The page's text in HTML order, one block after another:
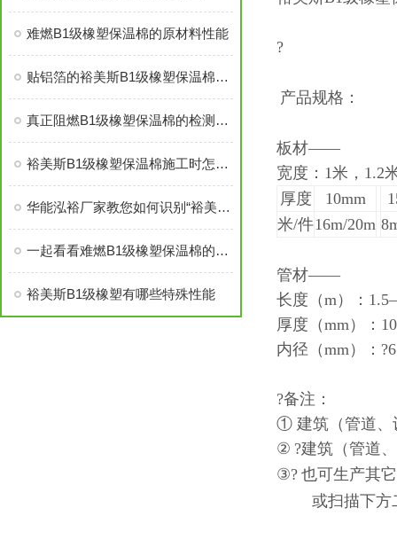
难燃B1级橡塑保温棉的原材料性能
贴铝箔的裕美斯B1级橡塑保温棉优点技术指标
真正阻燃B1级橡塑保温棉的检测标准及技术指标
裕美斯B1级橡塑保温棉施工时怎样选配及体积计算方法
华能泓裕厂家教您如何识别“裕美斯”牌B1级橡塑保温棉产品
一起看看难燃B1级橡塑保温棉的原材料性能
裕美斯B1级橡塑有哪些特殊性能
?
产品规格：
板材——
宽度：1米，1.2
厚度
10mm
米/件16m/20m
管材——
长度（m）：
厚度（mm）：
内径（mm）： ?6
?备注：
① 建筑（管道、
② ?建筑（管道
③? 也可生产其
或扫描下方